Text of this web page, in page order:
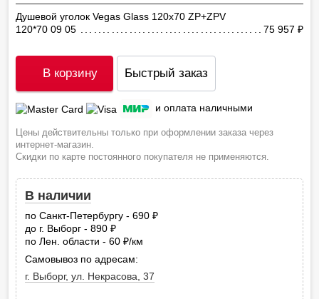
Душевой уголок Vegas Glass 120х70 ZP+ZPV
120*70 09 05
75 957
В корзину Быстрый заказ
и оплата наличными
Цены действительны только при оформлении заказа через
интернет-магазин.
Скидки по карте постоянного покупателя не применяются.
В наличии
по Санкт-Петербургу - 690
до г. Выборг - 890
по Лен. области - 60
руб.
/км
Самовывоз по адресам:
г. Выборг, ул. Некрасова, 37